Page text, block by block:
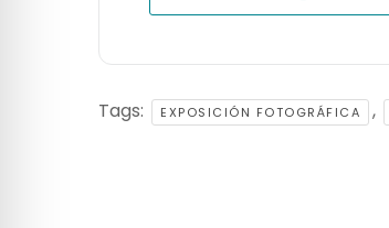
Tags: EXPOSICIÓN FOTOGRÁFICA ,